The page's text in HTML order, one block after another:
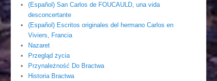
(Español) San Carlos de FOUCAULD, una vida
desconcertante
(Español) Escritos originales del hermano Carlos en
Viviers, Francia
Nazaret
Przegląd życia
Przynależność Do Bractwa
Historia Bractwa